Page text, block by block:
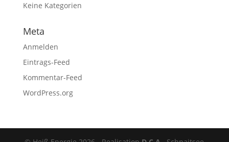
Keine Kategorien
Meta
Anmelden
Eintrags-Feed
Kommentar-Feed
WordPress.org